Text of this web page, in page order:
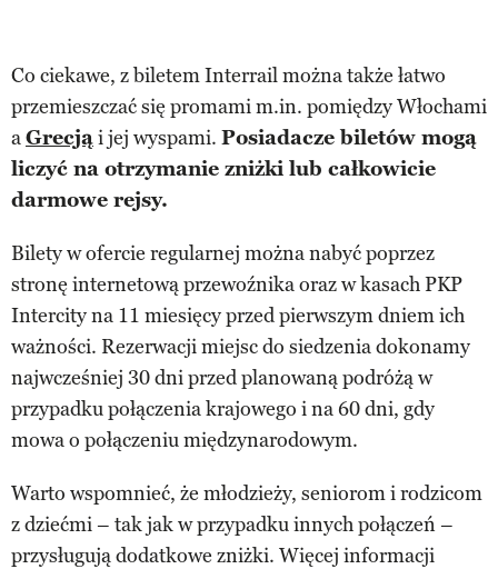
Co ciekawe, z biletem Interrail można także łatwo
przemieszczać się promami m.in. pomiędzy Włochami
aGrecjąi jej wyspami. Posiadacze biletów mogą
liczyć na otrzymanie zniżki lub całkowicie
darmowe rejsy.
Bilety w ofercie regularnej można nabyć poprzez
stronę internetową przewoźnika oraz w kasach PKP
Intercity na 11 miesięcy przed pierwszym dniem ich
ważności. Rezerwacji miejsc do siedzenia dokonamy
najwcześniej 30 dni przed planowaną podróżą w
przypadku połączenia krajowego i na 60 dni, gdy
mowa o połączeniu międzynarodowym.
Warto wspomnieć, że młodzieży, seniorom i rodzicom
z dziećmi – tak jak w przypadku innych połączeń –
przysługują dodatkowe zniżki. Więcej informacji